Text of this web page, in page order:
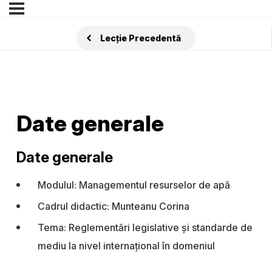
Lecție Precedentă
Date generale
Date generale
Modulul: Managementul resurselor de apă
Cadrul didactic: Munteanu Corina
Tema: Reglementări legislative și standarde de
mediu la nivel internațional în domeniul